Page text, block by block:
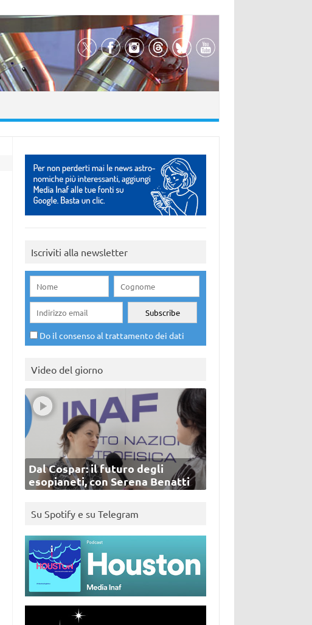
Iscriviti alla newsletter
Do il consenso al trattamento dei dati
Video del giorno
Dal Cospar: il futuro degli
esopianeti, con Serena Benatti
Su Spotify e su Telegram